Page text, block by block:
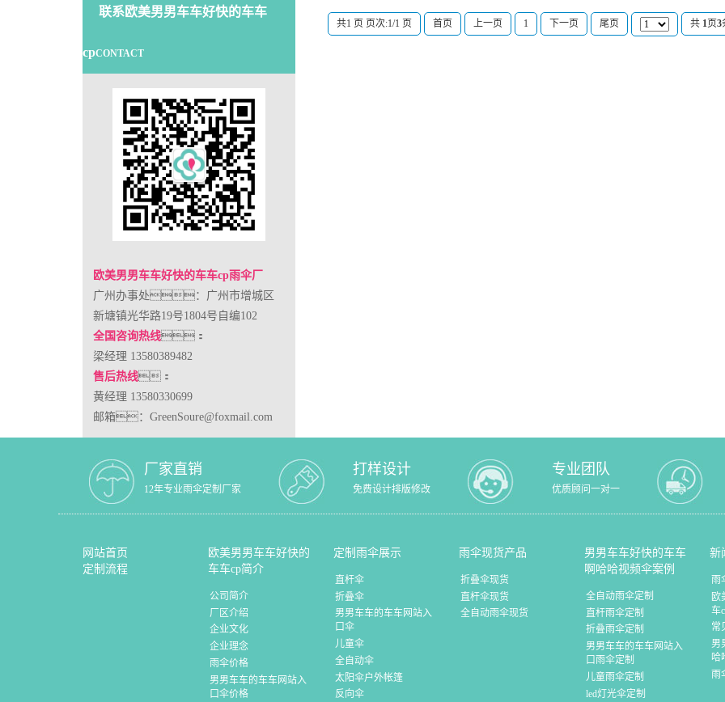
联系欧美男男车车好快的车车
cpCONTACT
欧美男男车车好快的车车cp雨伞厂
广州办事处：广州市增城区
新塘镇光华路19号1804号自编102
全国咨询热线：
梁经理 13580389482
售后热线：
黄经理 13580330699
邮箱：GreenSoure@foxmail.com
共1 页 页次:1/1 页 首页 上一页 1 下一页 尾页 共 1 页3
厂家直销
12年专业雨伞定制厂家
打样设计
免费设计排版修改
专业团队
优质顾问一对一
网站首页
定制流程
欧美男男车车好快的
车车cp简介
公司简介
厂区介绍
企业文化
企业理念
雨伞价格
男男车车的车车网站入
口伞价格
定制雨伞展示
直杆伞
折叠伞
男男车车的车车网站入
口伞
儿童伞
全自动伞
太阳伞户外帐篷
反向伞
雨伞现货产品
折叠伞现货
直杆伞现货
全自动雨伞现货
男男车车好快的车车
啊哈哈视频伞案例
全自动雨伞定制
直杆雨伞定制
折叠雨伞定制
男男车车的车车网站入
口雨伞定制
儿童雨伞定制
led灯光伞定制
新
雨
欧
车
常
男
哈
雨